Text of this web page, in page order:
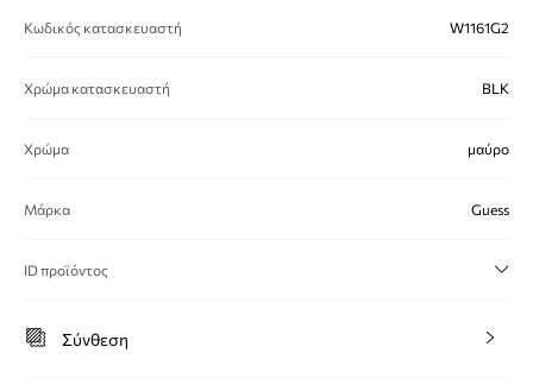
Κωδικός κατασκευαστή W1161G2
Χρώμα κατασκευαστή BLK
Χρώμα μαύρο
Μάρκα Guess
ID προϊόντος
Σύνθεση